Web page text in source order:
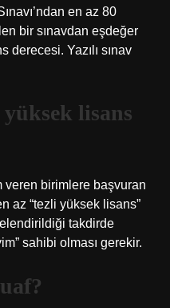
en az 80
bir sınavdan eşdeğer
derecesi. Yazılı sınav
lisans
birimlere başvuran
az “tezli yüksek lisans”
takdirde
sahibi olması gerekir.